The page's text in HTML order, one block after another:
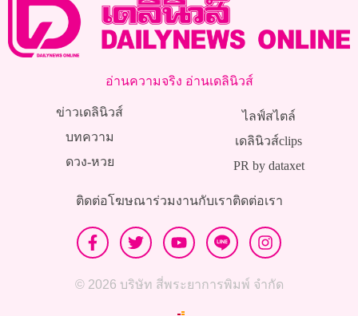
อ่านความจริง อ่านเดลินิวส์
ข่าวเดลินิวส์
บทความ
ดวง-หวย
ไลฟ์สไตล์
เดลินิวส์clips
PR by dataxet
ติดต่อโฆษณาร่วมงานกับเราติดต่อเรา
© 2026 บริษัท สี่พระยาการพิมพ์ จำกัด